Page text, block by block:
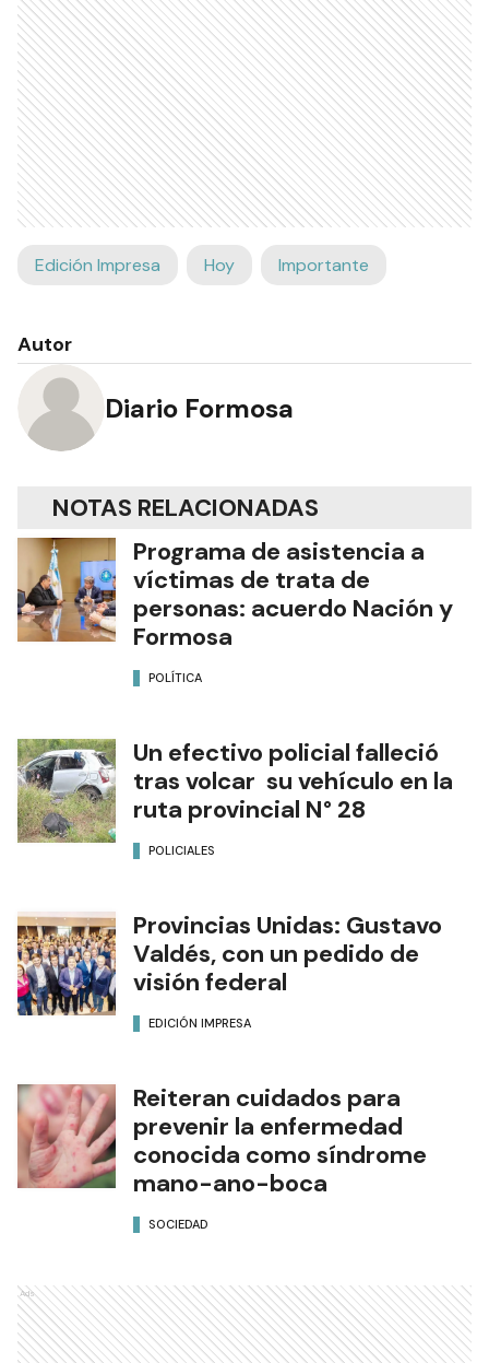
Edición Impresa Hoy Importante
Autor
Diario Formosa
NOTAS RELACIONADAS
Programa de asistencia a
víctimas de trata de
personas: acuerdo Nación y
Formosa
POLÍTICA
Un efectivo policial falleció
tras volcar su vehículo en la
ruta provincial N° 28
POLICIALES
Provincias Unidas: Gustavo
Valdés, con un pedido de
visión federal
EDICIÓN IMPRESA
Reiteran cuidados para
prevenir la enfermedad
conocida como síndrome
mano-ano-boca
SOCIEDAD
Ads